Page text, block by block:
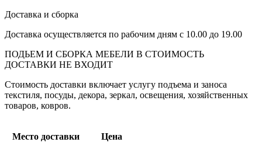
Доставка и сборка
Доставка осуществляется по рабочим дням с 10.00 до 19.00
ПОДЬЕМ И СБОРКА МЕБЕЛИ В СТОИМОСТЬ
ДОСТАВКИ НЕ ВХОДИТ
Стоимость доставки включает услугу подъема и заноса
текстиля, посуды, декора, зеркал, освещения, хозяйственных
товаров, ковров.
Место доставки Цена